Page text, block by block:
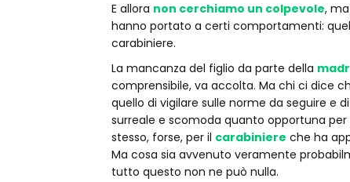
E allora non cerchiamo un colpevole,
hanno portato a certi comportamenti:
carabiniere.
La mancanza del figlio da parte della
comprensibile, va accolta. Ma chi ci dice
quello di vigilare sulle norme da seguire e
surreale e scomoda quanto opportuna
stesso, forse, per il carabiniere che ha
Ma cosa sia avvenuto veramente
tutto questo non ne può nulla.